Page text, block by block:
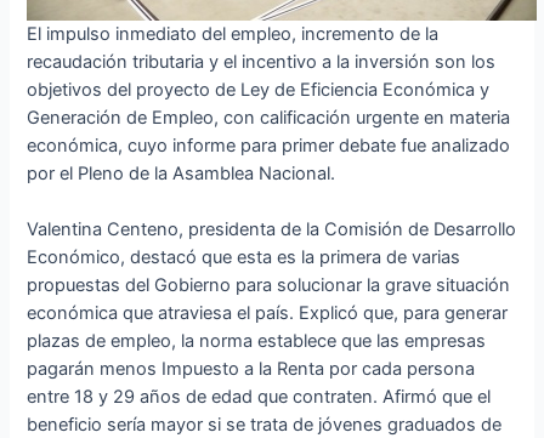
El impulso inmediato del empleo, incremento de la
recaudación tributaria y el incentivo a la inversión son los
objetivos del proyecto de Ley de Eficiencia Económica y
Generación de Empleo, con calificación urgente en materia
económica, cuyo informe para primer debate fue analizado
por el Pleno de la Asamblea Nacional.
Valentina Centeno, presidenta de la Comisión de Desarrollo
Económico, destacó que esta es la primera de varias
propuestas del Gobierno para solucionar la grave situación
económica que atraviesa el país. Explicó que, para generar
plazas de empleo, la norma establece que las empresas
pagarán menos Impuesto a la Renta por cada persona
entre 18 y 29 años de edad que contraten. Afirmó que el
beneficio sería mayor si se trata de jóvenes graduados de